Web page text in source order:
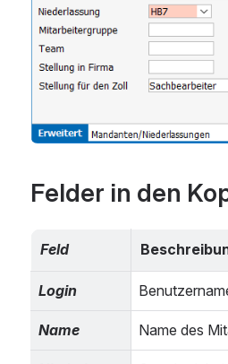
Felder in den
Feld
Login
Name Name des